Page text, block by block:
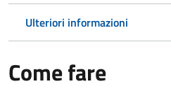
Ulteriori informazioni
Come fare